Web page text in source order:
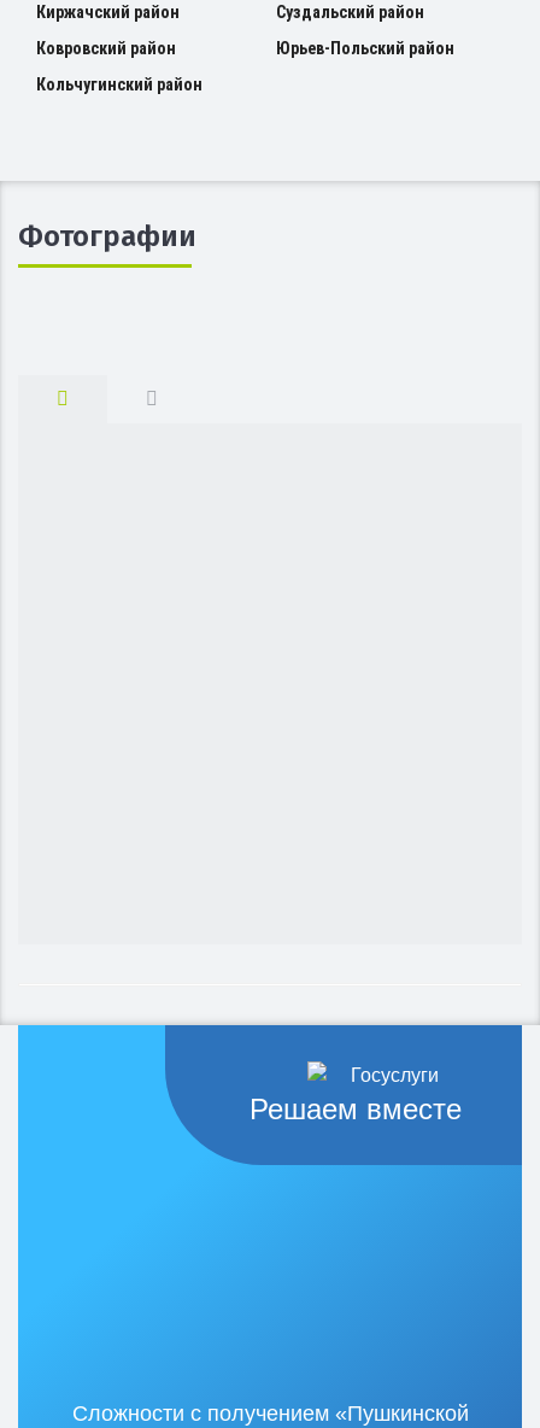
Киржачский район
Ковровский район
Кольчугинский район
Суздальский район
Юрьев-Польский район
Фотографии
Решаем вместе
Сложности с получением «Пушкинской